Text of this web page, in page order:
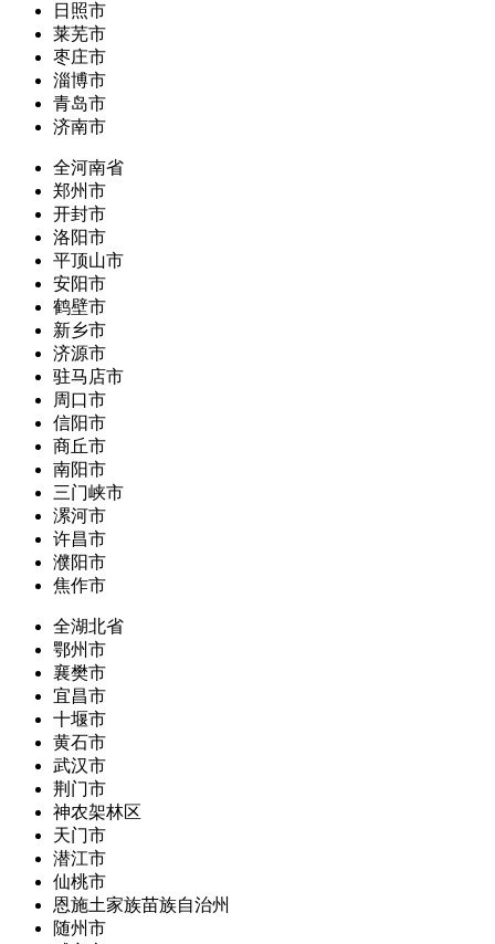
日照市
莱芜市
枣庄市
淄博市
青岛市
济南市
全河南省
郑州市
开封市
洛阳市
平顶山市
安阳市
鹤壁市
新乡市
济源市
驻马店市
周口市
信阳市
商丘市
南阳市
三门峡市
漯河市
许昌市
濮阳市
焦作市
全湖北省
鄂州市
襄樊市
宜昌市
十堰市
黄石市
武汉市
荆门市
神农架林区
天门市
潜江市
仙桃市
恩施土家族苗族自治州
随州市